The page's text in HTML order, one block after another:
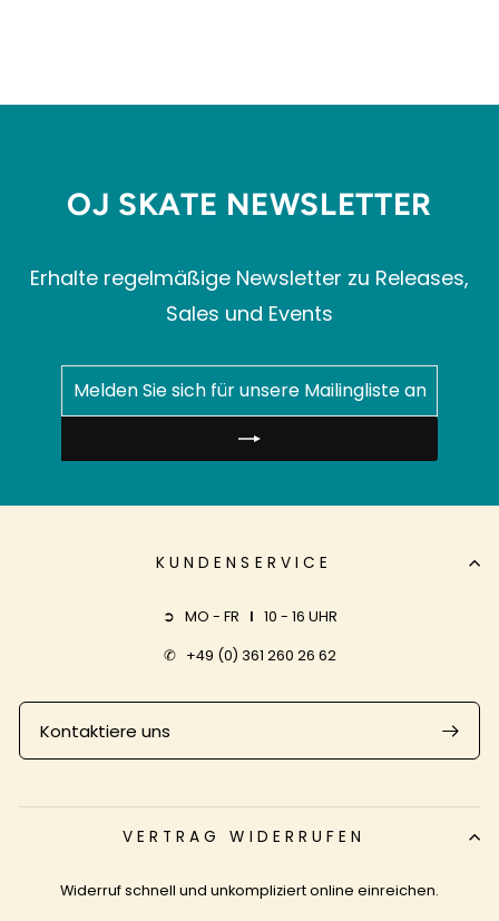
OJ SKATE NEWSLETTER
Erhalte regelmäßige Newsletter zu Releases,
Sales und Events
SIE
SICH
FÜR
UNSERE
AN
KUNDENSERVICE
➲ MO - FR I 10 - 16 UHR
✆ +49 (0) 361 260 26 62
Kontaktiere uns
VERTRAG WIDERRUFEN
Widerruf schnell und unkompliziert online einreichen.